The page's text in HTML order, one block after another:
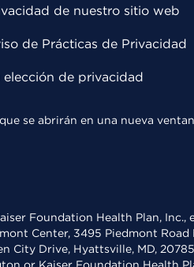
de nuestro sitio web
de Prácticas de Privacidad
elección de privacidad
se abrirán en una nueva
Foundation Health Plan,
Center, 3495 Piedmont
City Drive, Hyattsville, MD,